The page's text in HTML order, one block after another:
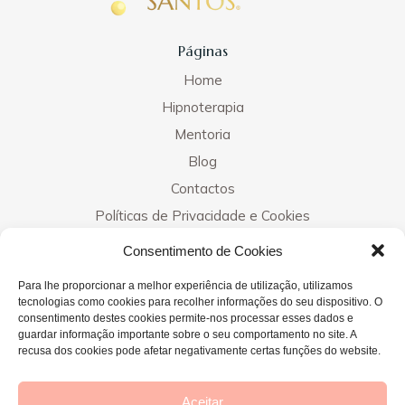
Consentimento de Cookies
Para lhe proporcionar a melhor experiência de utilização, utilizamos
tecnologias como cookies para recolher informações do seu dispositivo. O
consentimento destes cookies permite-nos processar esses dados e
guardar informação importante sobre o seu comportamento no site. A
recusa dos cookies pode afetar negativamente certas funções do website.
Aceitar
Páginas
Home
Hipnoterapia
Mentoria
Blog
Contactos
Políticas de Privacidade e Cookies
Clínicas
Évora - 925 483 206
o sentimento de que a minha Missão estava
Após um 2013 em formações intensivas várias, em
2014 inicio a atividade como hipnoterapeuta em
Lisboa. Em 2020, devido ao cenário mundial, inicio
sessões online e em 2022 crio a presente página
para chegar a mais pessoas.
Desejo que os conteúdos lhe sejam de ajuda na
recuperação do Seu Bem-Estar. Esta página é para